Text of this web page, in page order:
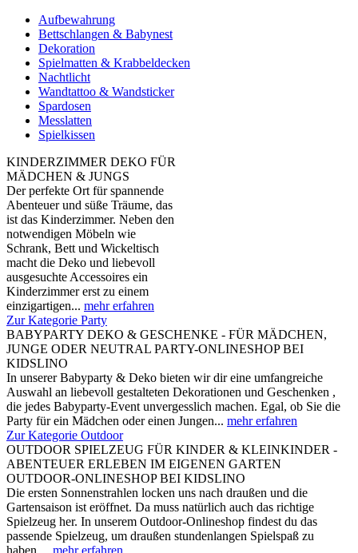
Aufbewahrung
Bettschlangen & Babynest
Dekoration
Spielmatten & Krabbeldecken
Nachtlicht
Wandtattoo & Wandsticker
Spardosen
Messlatten
Spielkissen
KINDERZIMMER DEKO FÜR
MÄDCHEN & JUNGS
Der perfekte Ort für spannende
Abenteuer und süße Träume, das
ist das Kinderzimmer. Neben den
notwendigen Möbeln wie
Schrank, Bett und Wickeltisch
macht die Deko und liebevoll
ausgesuchte Accessoires ein
Kinderzimmer erst zu einem
einzigartigen... mehr erfahren
Zur Kategorie Party
BABYPARTY DEKO & GESCHENKE - FÜR MÄDCHEN,
JUNGE ODER NEUTRAL PARTY-ONLINESHOP BEI
KIDSLINO
In unserer Babyparty & Deko bieten wir dir eine umfangreiche
Auswahl an liebevoll gestalteten Dekorationen und Geschenken ,
die jedes Babyparty-Event unvergesslich machen. Egal, ob Sie die
Party für ein Mädchen oder einen Jungen... mehr erfahren
Zur Kategorie Outdoor
OUTDOOR SPIELZEUG FÜR KINDER & KLEINKINDER -
ABENTEUER ERLEBEN IM EIGENEN GARTEN
OUTDOOR-ONLINESHOP BEI KIDSLINO
Die ersten Sonnenstrahlen locken uns nach draußen und die
Gartensaison ist eröffnet. Da muss natürlich auch das richtige
Spielzeug her. In unserem Outdoor-Onlineshop findest du das
passende Spielzeug, um draußen stundenlangen Spielspaß zu
haben.... mehr erfahren